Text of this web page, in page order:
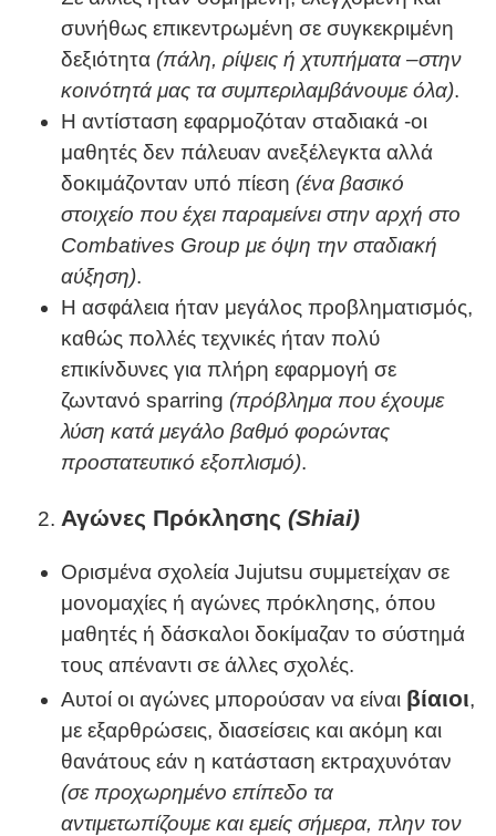
συνήθως επικεντρωμένη σε συγκεκριμένη
δεξιότητα (πάλη, ρίψεις ή χτυπήματα –στην
κοινότητά μας τα συμπεριλαμβάνουμε όλα).
Η αντίσταση εφαρμοζόταν σταδιακά -οι
μαθητές δεν πάλευαν ανεξέλεγκτα αλλά
δοκιμάζονταν υπό πίεση (ένα βασικό
στοιχείο που έχει παραμείνει στην αρχή στο
Combatives Group με όψη την σταδιακή
αύξηση).
Η ασφάλεια ήταν μεγάλος προβληματισμός,
καθώς πολλές τεχνικές ήταν πολύ
επικίνδυνες για πλήρη εφαρμογή σε
ζωντανό sparring (πρόβλημα που έχουμε
λύση κατά μεγάλο βαθμό φορώντας
προστατευτικό εξοπλισμό).
Αγώνες Πρόκλησης (Shiai)
Ορισμένα σχολεία Jujutsu συμμετείχαν σε
μονομαχίες ή αγώνες πρόκλησης, όπου
μαθητές ή δάσκαλοι δοκίμαζαν το σύστημά
τους απέναντι σε άλλες σχολές.
Αυτοί οι αγώνες μπορούσαν να είναι βίαιοι,
με εξαρθρώσεις, διασείσεις και ακόμη και
θανάτους εάν η κατάσταση εκτραχυνόταν
(σε προχωρημένο επίπεδο τα
αντιμετωπίζουμε και εμείς σήμερα, πλην τον